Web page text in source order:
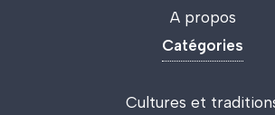
A propos
Catégories
Cultures et